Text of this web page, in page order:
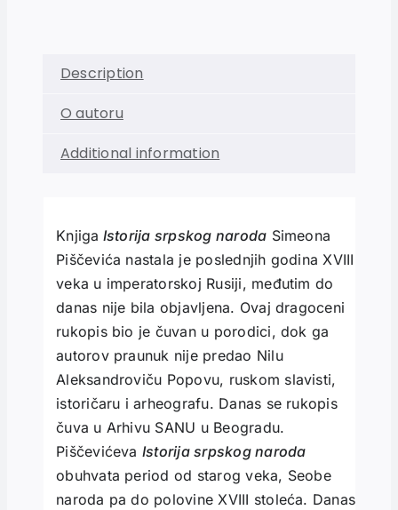
Description
O autoru
Additional information
Knjiga Istorija srpskog naroda Simeona
Piščevića nastala je poslednjih godina XVIII
veka u imperatorskoj Rusiji, međutim do
danas nije bila objavljena. Ovaj dragoceni
rukopis bio je čuvan u porodici, dok ga
autorov praunuk nije predao Nilu
Aleksandroviču Popovu, ruskom slavisti,
istoričaru i arheografu. Danas se rukopis
čuva u Arhivu SANU u Beogradu.
Piščevićeva Istorija srpskog naroda
obuhvata period od starog veka, Seobe
naroda pa do polovine XVIII stoleća. Danas